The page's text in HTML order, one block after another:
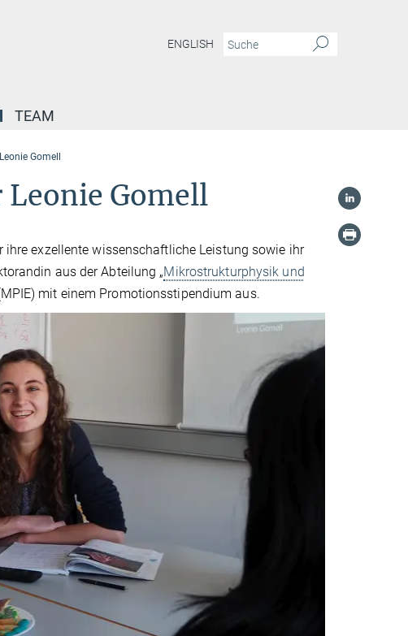
ENGLISH
TEAM
Gomell
Gomell
exzellente wissenschaftliche Leistung sowie ihr
aus der Abteilung „Mikrostrukturphysik und
mit einem Promotionsstipendium aus.